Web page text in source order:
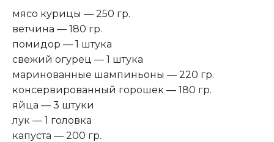
мясо курицы — 250 гр.
ветчина — 180 гр.
помидор — 1 штука
свежий огурец — 1 штука
маринованные шампиньоны — 220 гр.
консервированный горошек — 180 гр.
яйца — 3 штуки
лук — 1 головка
капуста — 200 гр.